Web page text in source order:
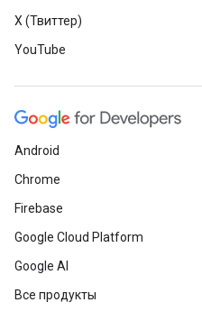
X (Твиттер)
YouTube
Android
Chrome
Firebase
Google Cloud Platform
Google AI
Все продукты